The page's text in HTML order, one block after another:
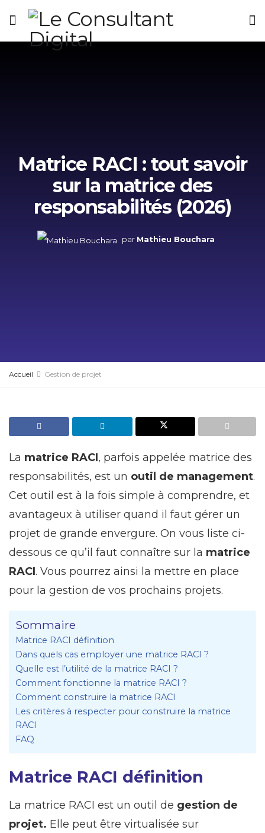
Matrice RACI : tout savoir
sur la matrice des
responsabilités (2026)
par Mathieu Bouchara
Accueil Gestion de projet
La matrice RACI, parfois appelée matrice des
responsabilités, est un outil de management.
Cet outil est à la fois simple à comprendre, et
avantageux à utiliser quand il faut gérer un
projet de grande envergure. On vous liste ci-
dessous ce qu’il faut connaître sur la matrice
RACI. Vous pourrez ainsi la mettre en place
pour la gestion de vos prochains projets.
Sommaire
Matrice RACI définition
Dans quels cas employer une matrice RACI ?
Quelle est l’utilité de la matrice RACI ?
Comment fonctionne la matrice RACI ?
Comment construire la matrice RACI
Les critères à respecter pour construire la matrice
RACI
FAQ
Matrice RACI définition
La matrice RACI est un outil de gestion de
projet. Elle peut être virtualisée sur